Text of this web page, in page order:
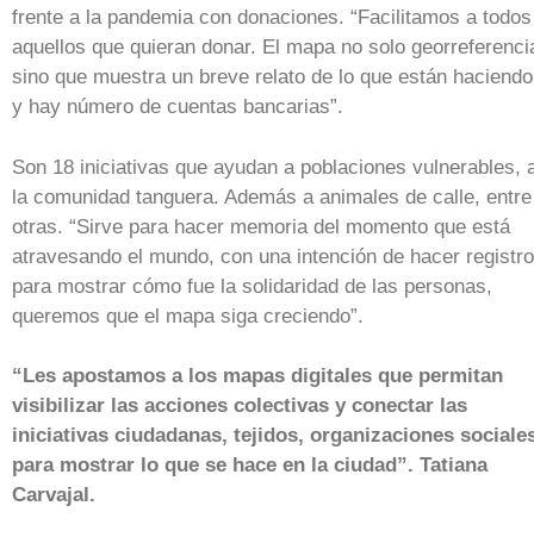
frente a la pandemia con donaciones. “Facilitamos a todos
aquellos que quieran donar. El mapa no solo
sino que muestra un breve relato de lo que están haciendo
y hay número de cuentas bancarias”.
Son 18 iniciativas que ayudan a poblaciones vulnerables,
la comunidad tanguera. Además a animales de calle, entre
otras. “Sirve para hacer memoria del momento que está
atravesando el mundo, con una intención de hacer registro
para mostrar cómo fue la solidaridad de las personas,
queremos que el mapa siga creciendo”.
“Les apostamos a los mapas digitales que permitan
visibilizar las acciones colectivas y conectar las
iniciativas ciudadanas, tejidos, organizaciones
para mostrar lo que se hace en la ciudad”. Tatiana
Carvajal.